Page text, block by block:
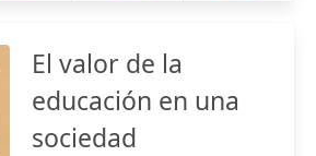
El valor de la
educación en una
sociedad